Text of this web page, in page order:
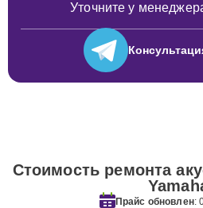
Уточните у
Стоимость ремонта
Прайс обновлен: